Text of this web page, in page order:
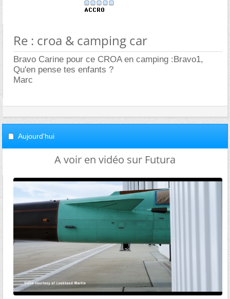
Re : croa & camping car
Bravo Carine pour ce CROA en camping :Bravo1,
Qu'en pense tes enfants ?
Marc
Aujourd'hui
A voir en vidéo sur Futura